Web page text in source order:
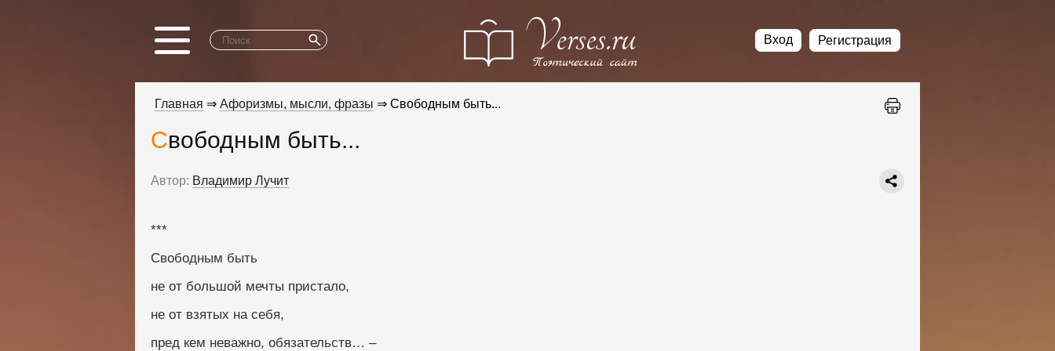
Вход Регистрация
Главная ⇒ Афоризмы, мысли, фразы ⇒ Свободным быть...
Свободным быть...
Автор: Владимир Лучит
***
Свободным быть
не от большой мечты пристало,
не от взятых на себя,
пред кем неважно, обязательств… –